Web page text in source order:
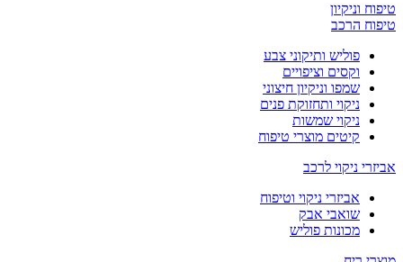
טיפוח וניקיון
טיפוח הרכב
פוליש ותיקוני צבע
וקסים וציפויים
שמפו וניקיון חיצוני
ניקוי ותחזוקת פנים
ניקוי שמשות
קיטים מוצרי טיפוח
אביזרי ניקוי לרכב
אביזרי ניקוי וטיפוח
שואבי אבק
מכונות פוליש